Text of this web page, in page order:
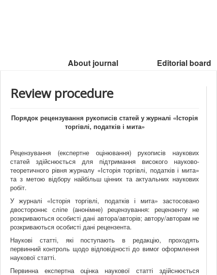
About journal Editorial board
Review procedure
Порядок рецензування рукописів статей у журналі «Історія
торгівлі, податків і мита»
Рецензування (експертне оцінювання) рукописів наукових
статей здійснюється для підтримання високого науково-
теоретичного рівня журналу «Історія торгівлі, податків і мита»
та з метою відбору найбільш цінних та актуальних наукових
робіт.
У журналі «Історія торгівлі, податків і мита» застосовано
двостороннє сліпе (анонімне) рецензування: рецензенту не
розкриваються особисті дані автора/авторів; автору/авторам не
розкриваються особисті дані рецензента.
Наукові статті, які поступають в редакцію, проходять
первинний контроль щодо відповідності до вимог оформлення
наукової статті.
Первинна експертна оцінка наукової статті здійснюється